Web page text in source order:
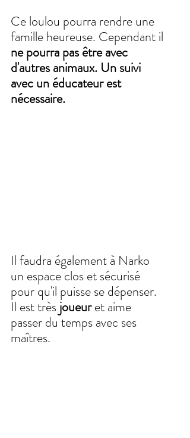
Ce loulou pourra rendre une
famille heureuse. Cependant il
ne pourra pas être avec
d'autres animaux. Un suivi
avec un éducateur est
nécessaire.
Il faudra également à Narko
un espace clos et sécurisé
pour qu'il puisse se dépenser.
Il est très joueur et aime
passer du temps avec ses
maîtres.